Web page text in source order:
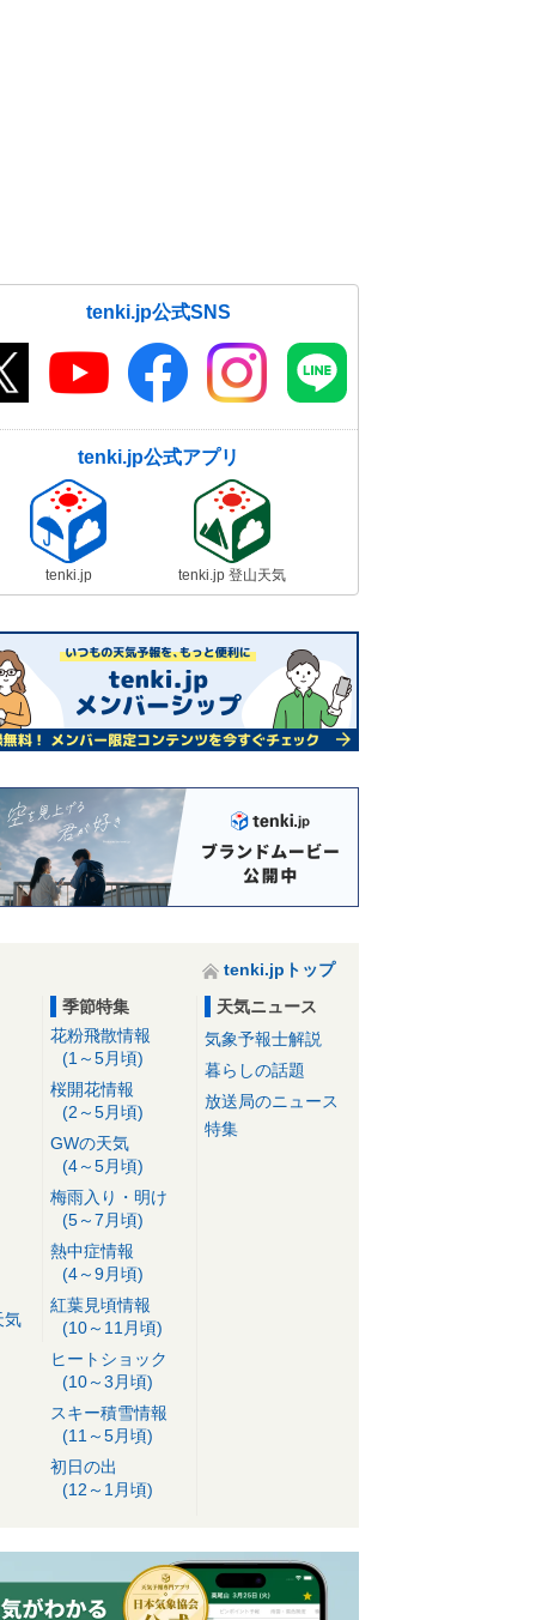
tenki.jp公式SNS
tenki.jp公式アプリ
tenki.jp tenki.jp 登山天気
tenki.jpトップ
気
季節特集
花粉飛散情報
(1～5月頃)
桜開花情報
(2～5月頃)
GWの天気
(4～5月頃)
梅雨入り・明け
(5～7月頃)
熱中症情報
(4～9月頃)
紅葉見頃情報
(10～11月頃)
ヒートショック
(10～3月頃)
スキー積雪情報
(11～5月頃)
初日の出
(12～1月頃)
天気ニュース
気象予報士解説
暮らしの話題
放送局のニュース
特集